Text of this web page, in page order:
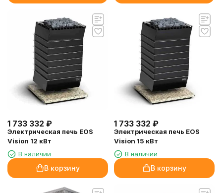
1 733 332 ₽
Электрическая печь EOS
Vision 12 кВт
В наличии
В корзину
1 733 332 ₽
Электрическая печь EOS
Vision 15 кВт
В наличии
В корзину